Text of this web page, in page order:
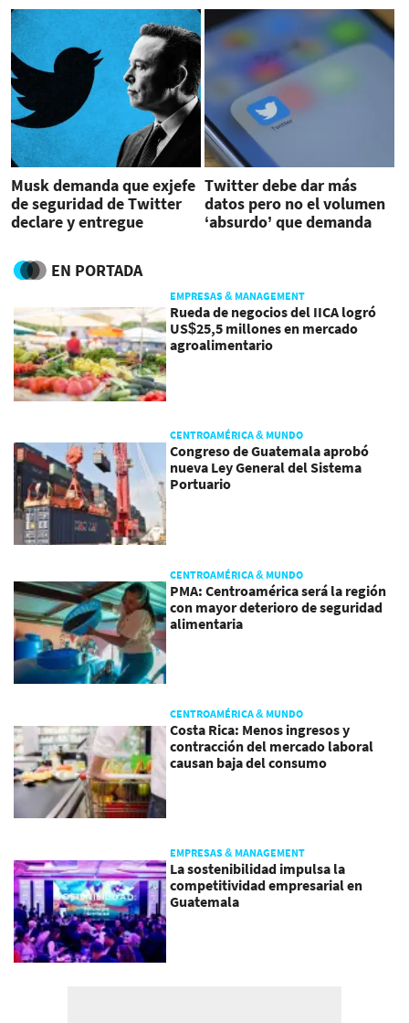
empresa al caso
Musk demanda que exjefe
de seguridad de Twitter
declare y entregue
Twitter debe dar más
datos pero no el volumen
‘absurdo’ que demanda
EN PORTADA
EMPRESAS & MANAGEMENT
Rueda de negocios del IICA logró
US$25,5 millones en mercado
agroalimentario
CENTROAMÉRICA & MUNDO
Congreso de Guatemala aprobó
nueva Ley General del Sistema
Portuario
CENTROAMÉRICA & MUNDO
PMA: Centroamérica será la región
con mayor deterioro de seguridad
alimentaria
CENTROAMÉRICA & MUNDO
Costa Rica: Menos ingresos y
contracción del mercado laboral
causan baja del consumo
EMPRESAS & MANAGEMENT
La sostenibilidad impulsa la
competitividad empresarial en
Guatemala